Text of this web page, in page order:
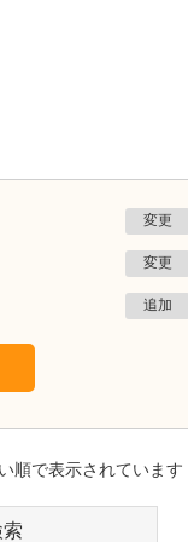
変更
変更
追加
順で表示されています
副院長